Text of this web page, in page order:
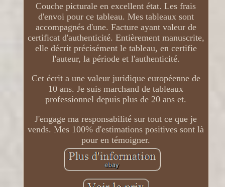
Couche picturale en excellent état. Les frais
d'envoi pour ce tableau. Mes tableaux sont
accompagnés d'une. Facture ayant valeur de
certificat d'authenticité. Entièrement manuscrite,
elle décrit précisément le tableau, en certifie
l'auteur, la période et l'authenticité.
Cet écrit a une valeur juridique européenne de
10 ans. Je suis marchand de tableaux
professionnel depuis plus de 20 ans et.
J'engage ma responsabilité sur tout ce que je
vends. Mes 100% d'estimations positives sont là
pour en témoigner.